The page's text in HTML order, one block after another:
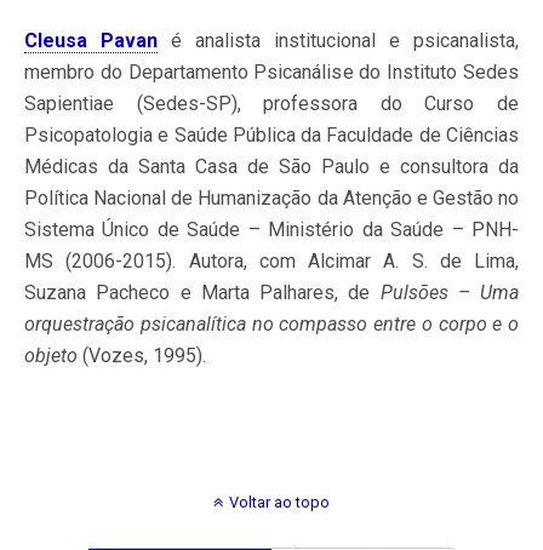
Cleusa Pavan é analista institucional e psicanalista,
membro do Departamento Psicanálise do Instituto Sedes
Sapientiae (Sedes-SP), professora do Curso de
Psicopatologia e Saúde Pública da Faculdade de Ciências
Médicas da Santa Casa de São Paulo e consultora da
Política Nacional de Humanização da Atenção e Gestão no
Sistema Único de Saúde – Ministério da Saúde – PNH-
MS (2006-2015). Autora, com Alcimar A. S. de Lima,
Suzana Pacheco e Marta Palhares, de Pulsões – Uma
orquestração psicanalítica no compasso entre o corpo e o
objeto (Vozes, 1995).
Voltar ao topo